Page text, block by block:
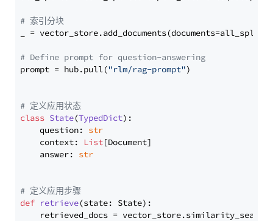
# 索引分块
_ = vector_store.add_documents(documents=all_splits)
# Define prompt for question-answering
prompt = hub.pull("rlm/rag-prompt")
# 定义应用状态
class State(TypedDict):
    question:
str
    context:
List[Document]
    answer:
str
# 定义应用步骤
def retrieve(state: State):
retrieved_docs =